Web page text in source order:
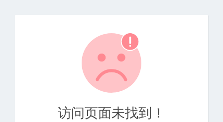
访问页面未找到！